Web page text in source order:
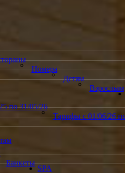
Номера
Детям
Взрослым
по 31/05/26
Тарифы с 01/06/26
Банкеты
SPA